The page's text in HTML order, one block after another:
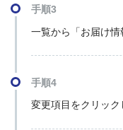
手順3
一覧から「お届け情
手順4
変更項目をクリッ